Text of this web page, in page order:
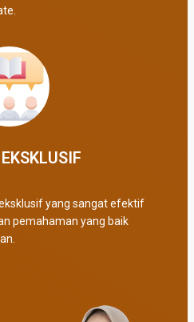
yang sangat efektif
pemahaman yang baik